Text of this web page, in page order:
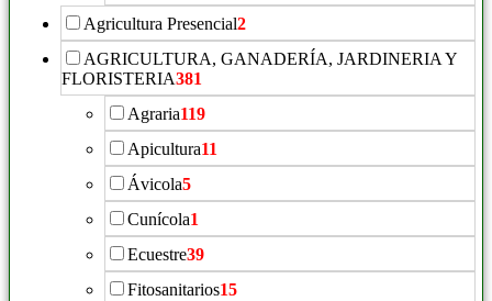
Agricultura Presencial2
AGRICULTURA, GANADERÍA, JARDINERIA Y
FLORISTERIA381
Agraria119
Apicultura11
Ávicola5
Cunícola1
Ecuestre39
Fitosanitarios15